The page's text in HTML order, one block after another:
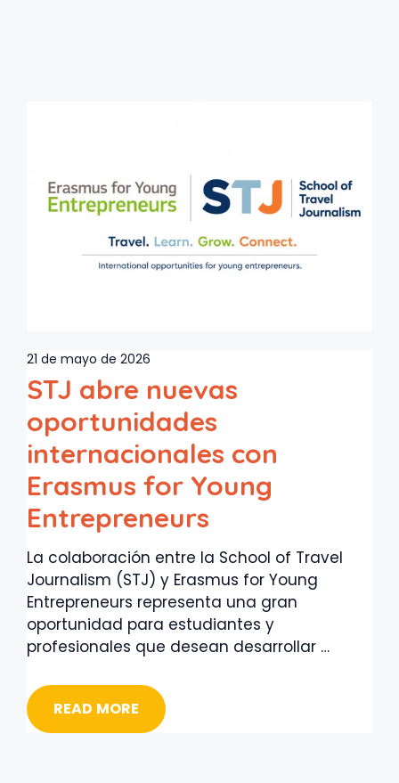
21 de mayo de 2026
STJ abre nuevas
oportunidades
internacionales con
Erasmus for Young
Entrepreneurs
La colaboración entre la School of Travel
Journalism (STJ) y Erasmus for Young
Entrepreneurs representa una gran
oportunidad para estudiantes y
profesionales que desean desarrollar …
READ MORE